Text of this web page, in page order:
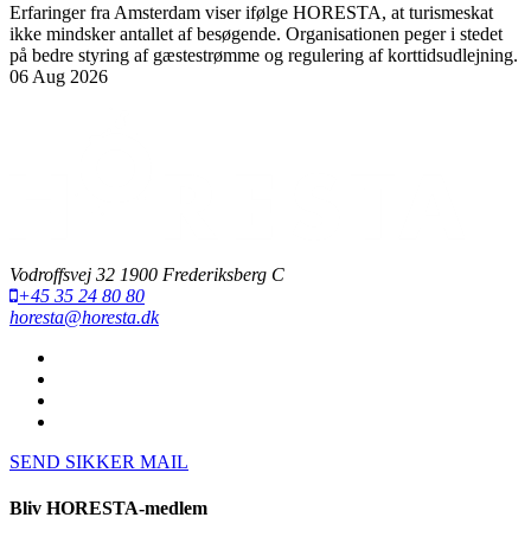
Erfaringer fra Amsterdam viser ifølge HORESTA, at turismeskat
ikke mindsker antallet af besøgende. Organisationen peger i stedet
på bedre styring af gæstestrømme og regulering af korttidsudlejning.
06 Aug 2026
Vodroffsvej 32 1900 Frederiksberg C
+45 35 24 80 80
horesta@horesta.dk
SEND SIKKER MAIL
Bliv HORESTA-medlem